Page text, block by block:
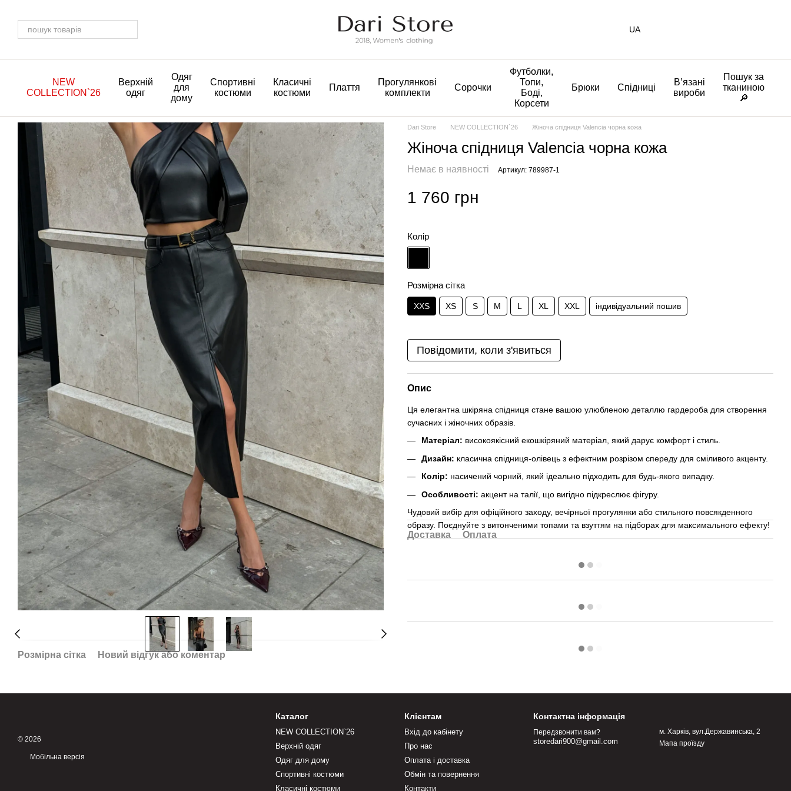
UA
NEW
COLLECTION`26
Верхній
одяг
Одяг
для
дому
Спортивні
костюми
Класичні
костюми
Плаття
Прогулянкові
комплекти
Сорочки
Футболки,
Топи,
Боді,
Корсети
Брюки Спідниці
Вʼязані
вироби
Пошук за
тканиною
🔎
Розмірна сітка Новий відгук або коментар
Dari Store NEW COLLECTION`26 Жіноча спідниця Valencia чорна кожа
Жіноча спідниця Valencia чорна кожа
Немає в наявності Артикул: 789987-1
1 760 грн
Колір
Розмірна сітка
XXS XS S M L XL XXL індивідуальний пошив
Повідомити, коли з'явиться
Опис
Ця елегантна шкіряна спідниця стане вашою улюбленою деталлю гардероба для створення
сучасних і жіночних образів.
Матеріал: високоякісний екошкіряний матеріал, який дарує комфорт і стиль.
Дизайн: класична спідниця-олівець з ефектним розрізом спереду для сміливого акценту.
Колір: насичений чорний, який ідеально підходить для будь-якого випадку.
Особливості: акцент на талії, що вигідно підкреслює фігуру.
Чудовий вибір для офіційного заходу, вечірньої прогулянки або стильного повсякденного
образу. Поєднуйте з витонченими топами та взуттям на підборах для максимального ефекту!
Доставка Оплата
© 2026
Мобільна версія
Каталог
NEW COLLECTION`26
Верхній одяг
Одяг для дому
Спортивні костюми
Класичні костюми
Клієнтам
Вхід до кабінету
Про нас
Оплата і доставка
Обмін та повернення
Контакти
Контактна інформація
Передзвонити вам?
storedari900@gmail.com
м. Харків, вул.Державинська, 2
Мапа проїзду